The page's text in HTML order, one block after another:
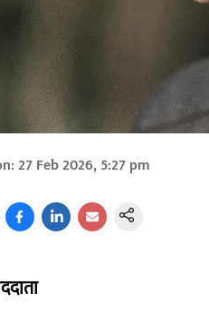
:27 Feb 2026, 5:27 pm